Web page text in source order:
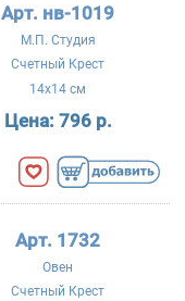
Арт. нв-1019
М.П. Студия
Счетный Крест
14x14 см
Цена: 796 р.
Арт. 1732
Овен
Счетный Крест